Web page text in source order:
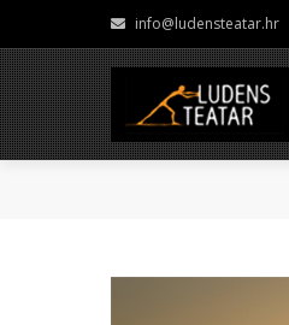
info@ludensteatar.hr